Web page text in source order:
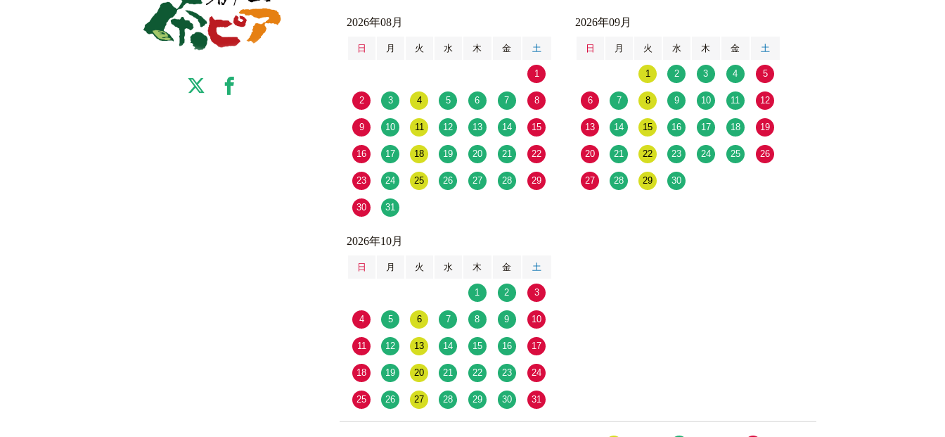
2026年08月
日 月 火 水 木 金 土
1
2 3 4 5 6 7 8
9 10 11 12 13 14 15
16 17 18 19 20 21 22
23 24 25 26 27 28 29
30 31
2026年09月
日 月 火 水 木 金 土
1 2 3 4 5
6 7 8 9 10 11 12
13 14 15 16 17 18 19
20 21 22 23 24 25 26
27 28 29 30
2026年10月
日 月 火 水 木 金 土
1 2 3
4 5 6 7 8 9 10
11 12 13 14 15 16 17
18 19 20 21 22 23 24
25 26 27 28 29 30 31